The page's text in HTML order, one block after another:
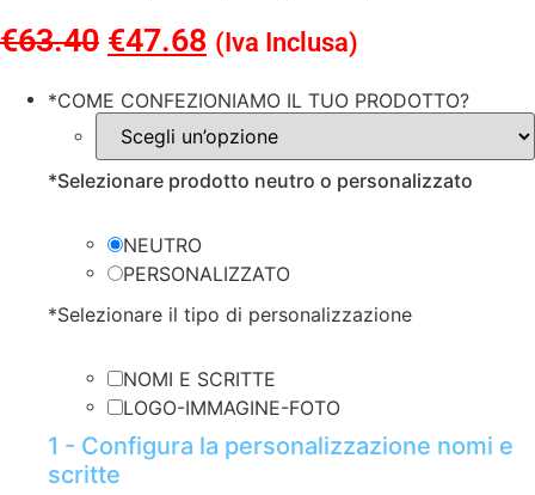
€63.40 Il
originale
era:
€63.40.
€47.68 Il
attuale
è:
€47.68.
(Iva Inclusa)
*COME CONFEZIONIAMO IL TUO PRODOTTO?
*Selezionare prodotto neutro o personalizzato
NEUTRO
PERSONALIZZATO
*Selezionare il tipo di personalizzazione
NOMI E SCRITTE
LOGO-IMMAGINE-FOTO
1 - Configura la personalizzazione nomi e
scritte